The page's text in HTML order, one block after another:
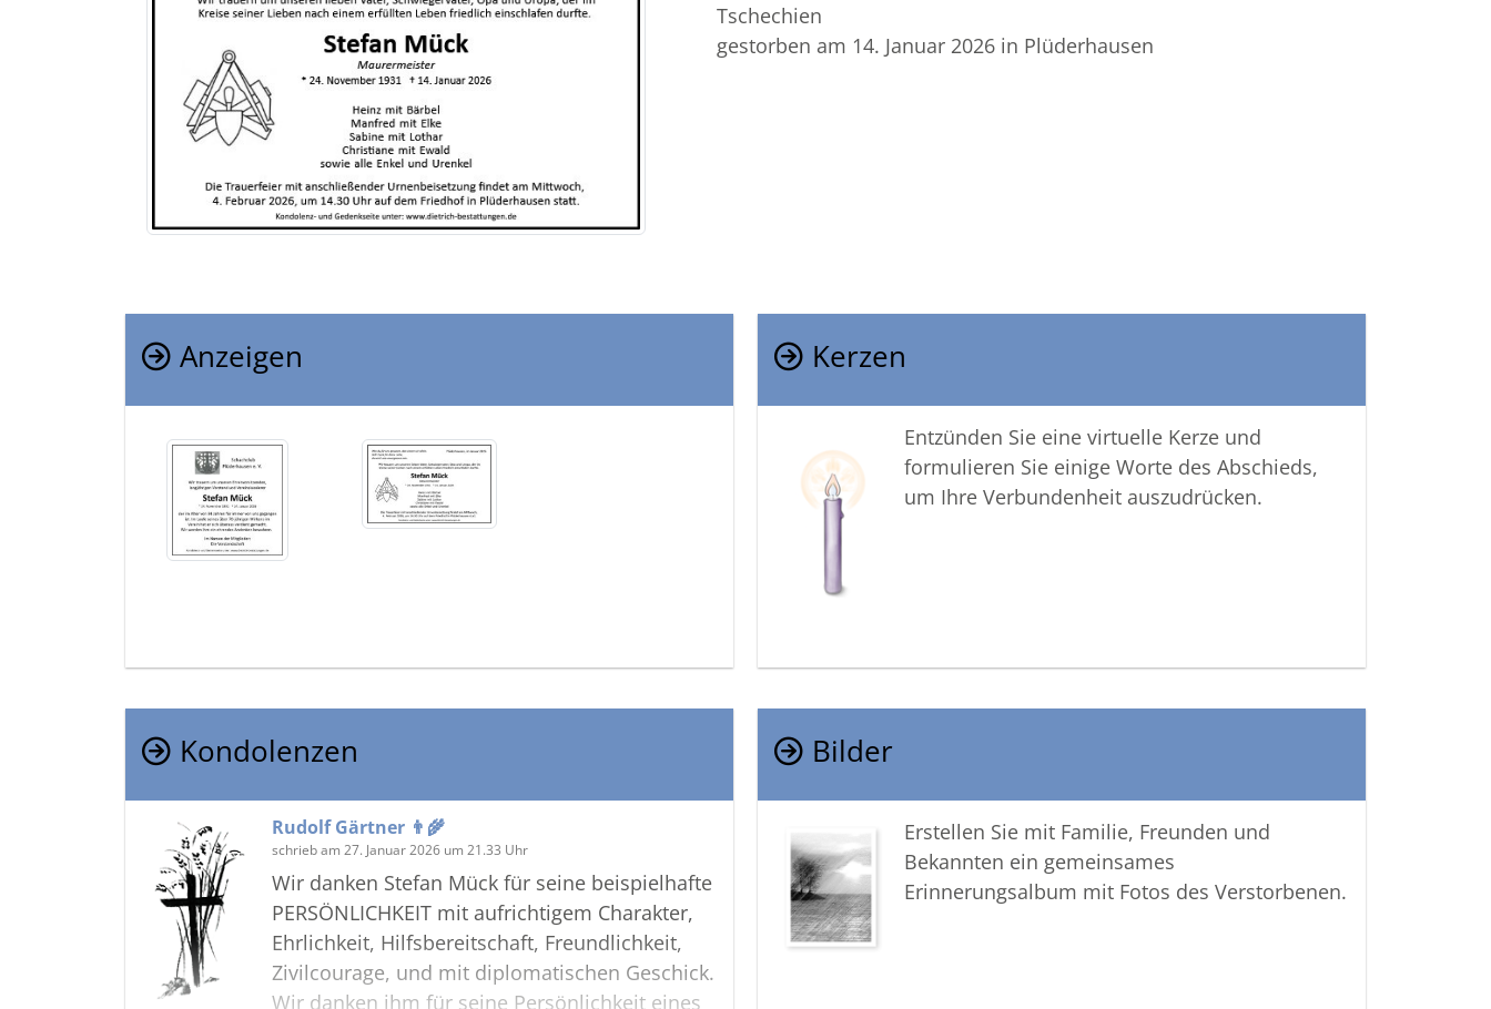
Tschechien
gestorben am 14. Januar 2026 in Plüderhausen
Anzeigen Kerzen
Entzünden Sie eine virtuelle Kerze und
formulieren Sie einige Worte des Abschieds,
um Ihre Verbundenheit auszudrücken.
Kondolenzen
Rudolf Gärtner 👨‍🌾
schrieb am 27. Januar 2026 um 21.33 Uhr
Wir danken Stefan Mück für seine beispielhafte
PERSÖNLICHKEIT mit aufrichtigem Charakter,
Ehrlichkeit, Hilfsbereitschaft, Freundlichkeit,
Zivilcourage, und mit diplomatischen Geschick.
Wir danken ihm für seine Persönlichkeit eines
Bilder
Erstellen Sie mit Familie, Freunden und
Bekannten ein gemeinsames
Erinnerungsalbum mit Fotos des Verstorbenen.